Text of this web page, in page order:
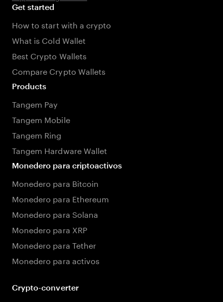
Get started
How to start with a crypto
What is Cold Wallet
Best Crypto Wallets
Compare Crypto Wallets
Products
Tangem Pay
Tangem Mobile
Tangem Ring
Tangem Hardware Wallet
Monedero para criptoactivos
Monedero para Bitcoin
Monedero para Ethereum
Monedero para Solana
Monedero para XRP
Monedero para Tether
Monedero para activos
Crypto-converter